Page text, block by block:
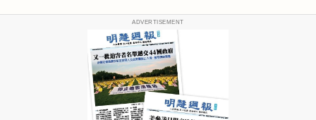
ADVERTISEMENT